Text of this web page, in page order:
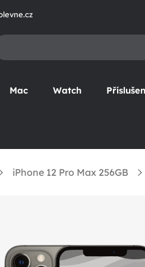
Mac Watch
iPhone 12 Pro Max 256GB